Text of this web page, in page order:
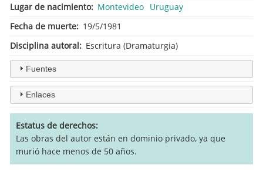
Lugar de nacimiento
Montevideo Uruguay
Fecha de muerte
19/5/1981
Disciplina autoral
Escritura (Dramaturgia)
Fuentes
Enlaces
Estatus de derechos
Las obras del autor están en dominio privado, ya que
murió hace menos de 50 años.